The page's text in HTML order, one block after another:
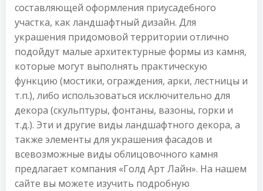
составляющей оформления приусадебного
участка, как ландшафтный дизайн. Для
украшения придомовой территории отлично
подойдут малые архитектурные формы из камня,
которые могут выполнять практическую
функцию (мостики, ограждения, арки, лестницы и
т.п.), либо использоваться исключительно для
декора (скульптуры, фонтаны, вазоны, горки и
т.д.). Эти и другие виды ландшафтного декора, а
также элементы для украшения фасадов и
всевозможные виды облицовочного камня
предлагает компания «Голд Арт Лайн». На нашем
сайте вы можете изучить подробную